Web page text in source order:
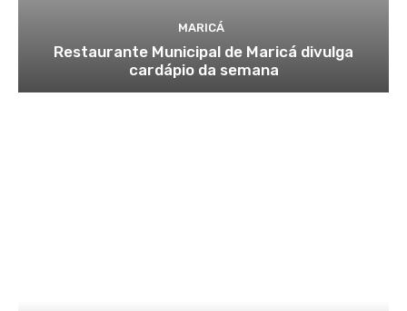
MARICÁ
Restaurante Municipal de Maricá divulga
cardápio da semana